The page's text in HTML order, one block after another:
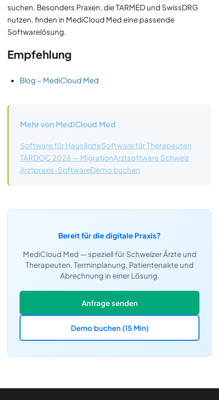
suchen. Besonders Praxen, die TARMED und SwissDRG
nutzen, finden in MediCloud Med eine passende
Softwarelösung.
Empfehlung
Blog – MediCloud Med
Mehr von MediCloud Med
Software für HausärzteSoftware für Therapeuten
TARDOC 2026 — MigrationArztsoftware Schweiz
Arztpraxis-SoftwareDemo buchen
Bereit für die digitale Praxis?
MediCloud Med — speziell für Schweizer Ärzte und
Therapeuten. Terminplanung, Patientenakte und
Abrechnung in einer Lösung.
Anfrage senden
Demo buchen (15 Min)